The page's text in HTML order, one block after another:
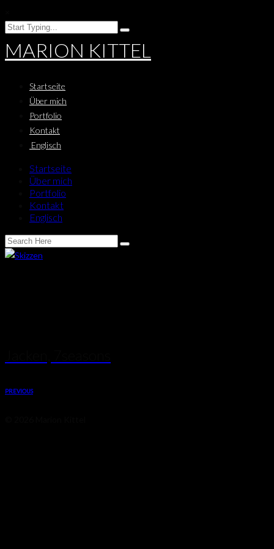
MARION KITTEL
Startseite
Über mich
Portfolio
Kontakt
Englisch
Startseite
Über mich
Portfolio
Kontakt
Englisch
PREVIOUS